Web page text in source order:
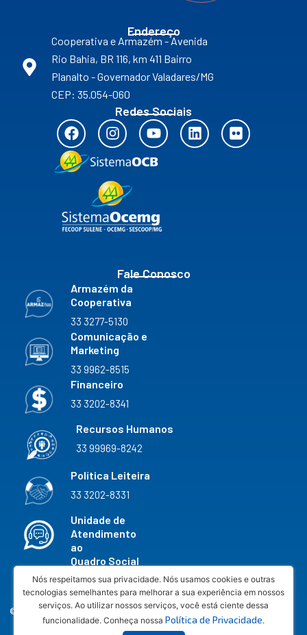
Nós respeitamos sua privacidade. Nós usamos cookies e outras
tecnologias semelhantes para melhorar a sua experiência em nossos
serviços. Ao utilizar nossos serviços, você está ciente dessa
funcionalidade. Conheça nossa Política de Privacidade.
Endereço
Cooperativa e Armazém - Avenida
Rio Bahia, BR 116, km 411 Bairro
Planalto - Governador Valadares/MG
CEP: 35.054-060
Redes Sociais
F
a
c
e
o
k
I
n
t
a
g
r
a
Y
o
u
t
e
L
i
F
l
Fale Conosco
Armazém da
Cooperativa
33 3277-5130
Comunicação e
Marketing
33 9962-8515
Financeiro
33 3202-8341
Recursos Humanos
33 99969-8242
Política Leiteira
33 3202-8331
Unidade de
Atendimento
ao
Quadro Social
33 3202-8327
© 2026 COOPERATIVA AGROPECUÁRIA VALE DO
RIO DOCE LTDA - CNPJ 20.598.645/0033-62